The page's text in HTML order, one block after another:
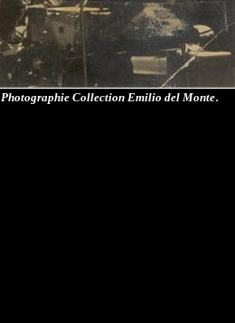
Photographie Collection Emilio del Monte.